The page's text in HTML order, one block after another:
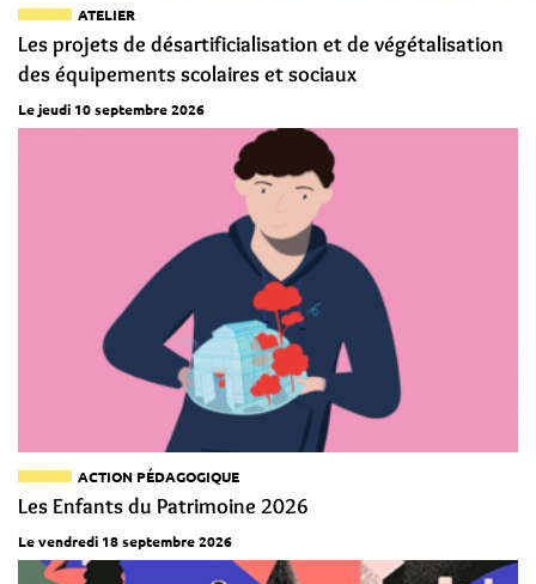
ATELIER
Les projets de désartificialisation et de végétalisation
des équipements scolaires et sociaux
Le jeudi 10 septembre 2026
ACTION PÉDAGOGIQUE
Les Enfants du Patrimoine 2026
Le vendredi 18 septembre 2026